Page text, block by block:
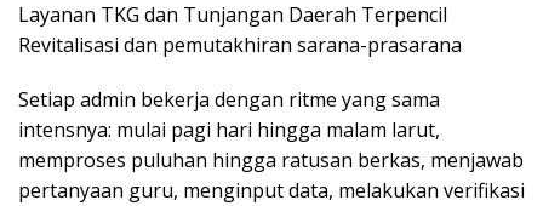
Layanan TKG dan Tunjangan Daerah Terpencil
Revitalisasi dan pemutakhiran sarana-prasarana
Setiap admin bekerja dengan ritme yang sama
intensnya: mulai pagi hari hingga malam larut,
memproses puluhan hingga ratusan berkas, menjawab
pertanyaan guru, menginput data, melakukan verifikasi